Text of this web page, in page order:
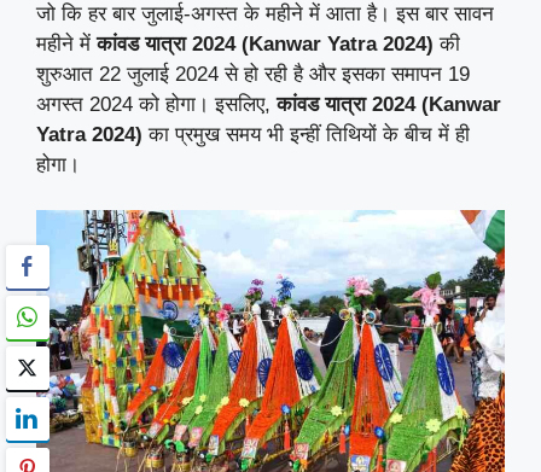
जो कि हर बार जुलाई-अगस्त के महीने में आता है। इस बार सावन
महीने मेंकांवड यात्रा 2024 (Kanwar Yatra 2024) की
शुरुआत 22 जुलाई 2024 से हो रही है और इसका समापन 19
अगस्त 2024 को होगा। इसलिए,कांवड यात्रा 2024 (Kanwar
Yatra 2024) का प्रमुख समय भी इन्हीं तिथियों के बीच में ही
होगा।